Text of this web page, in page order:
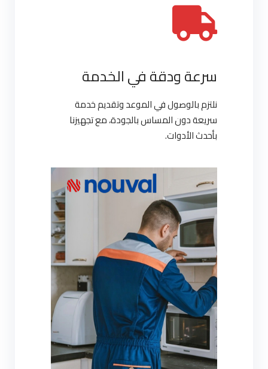
سرعة ودقة في الخدمة
نلتزم بالوصول في الموعد وتقديم خدمة
سريعة دون المساس بالجودة، مع تجهيزنا
بأحدث الأدوات.